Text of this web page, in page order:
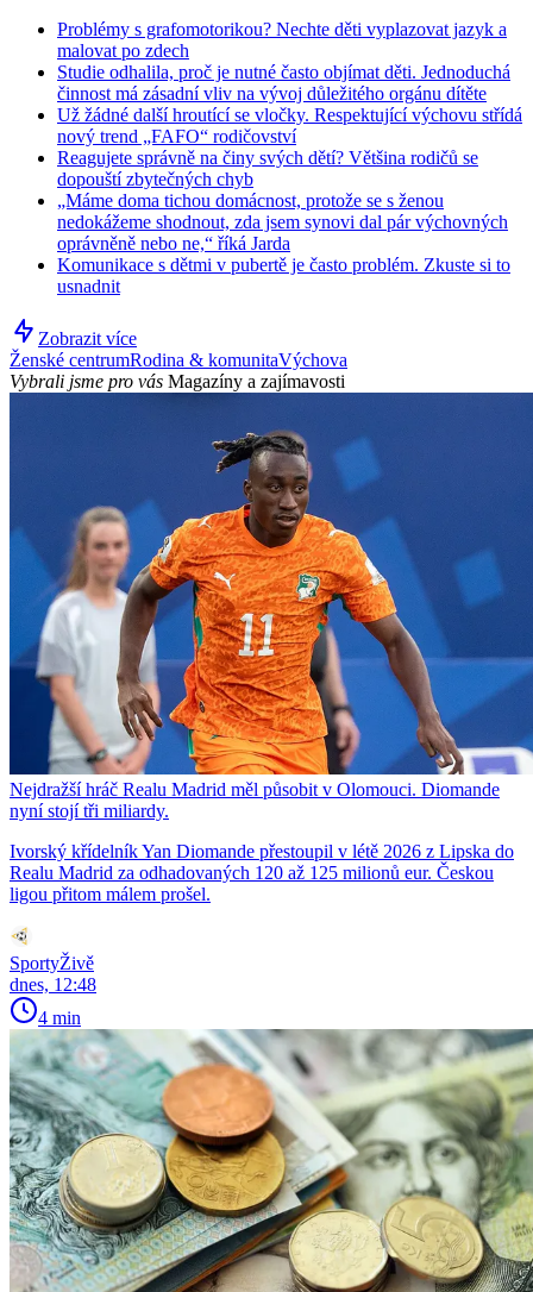
Problémy s grafomotorikou? Nechte děti vyplazovat jazyk a
malovat po zdech
Studie odhalila, proč je nutné často objímat děti. Jednoduchá
činnost má zásadní vliv na vývoj důležitého orgánu dítěte
Už žádné další hroutící se vločky. Respektující výchovu střídá
nový trend „FAFO“ rodičovství
Reagujete správně na činy svých dětí? Většina rodičů se
dopouští zbytečných chyb
„Máme doma tichou domácnost, protože se s ženou
nedokážeme shodnout, zda jsem synovi dal pár výchovných
oprávněně nebo ne,“ říká Jarda
Komunikace s dětmi v pubertě je často problém. Zkuste si to
usnadnit
Zobrazit více
Ženské centrumRodina & komunitaVýchova
Vybrali jsme pro vás Magazíny a zajímavosti
Nejdražší hráč Realu Madrid měl působit v Olomouci. Diomande
nyní stojí tři miliardy.
Ivorský křídelník Yan Diomande přestoupil v létě 2026 z Lipska do
Realu Madrid za odhadovaných 120 až 125 milionů eur. Českou
ligou přitom málem prošel.
SportyŽivě
dnes, 12:48
4 min